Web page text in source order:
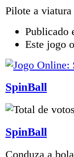
Pilote a viatura
Publicado
Este jogo
SpinBall
SpinBall
Conduza a